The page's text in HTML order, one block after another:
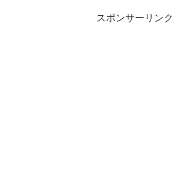
スポンサーリンク